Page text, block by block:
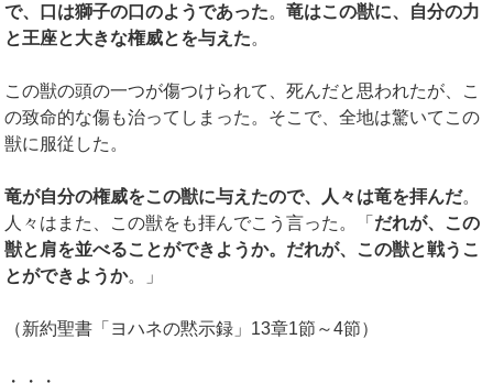
で、口は獅子の口のようであった。竜はこの獣に、自分の力
と王座と大きな権威とを与えた。
この獣の頭の一つが傷つけられて、死んだと思われたが、こ
の致命的な傷も治ってしまった。そこで、全地は驚いてこの
獣に服従した。
竜が自分の権威をこの獣に与えたので、人々は竜を拝んだ。
人々はまた、この獣をも拝んでこう言った。「 だれが、この
獣と肩を並べることができようか。だれが、この獣と戦うこ
とができようか。」
（新約聖書「ヨハネの黙示録」13章1節～4節）